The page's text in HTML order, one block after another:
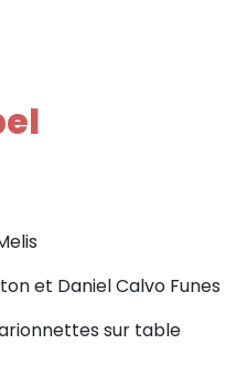
des adhérents)
et Daniel Calvo Funes
sur table